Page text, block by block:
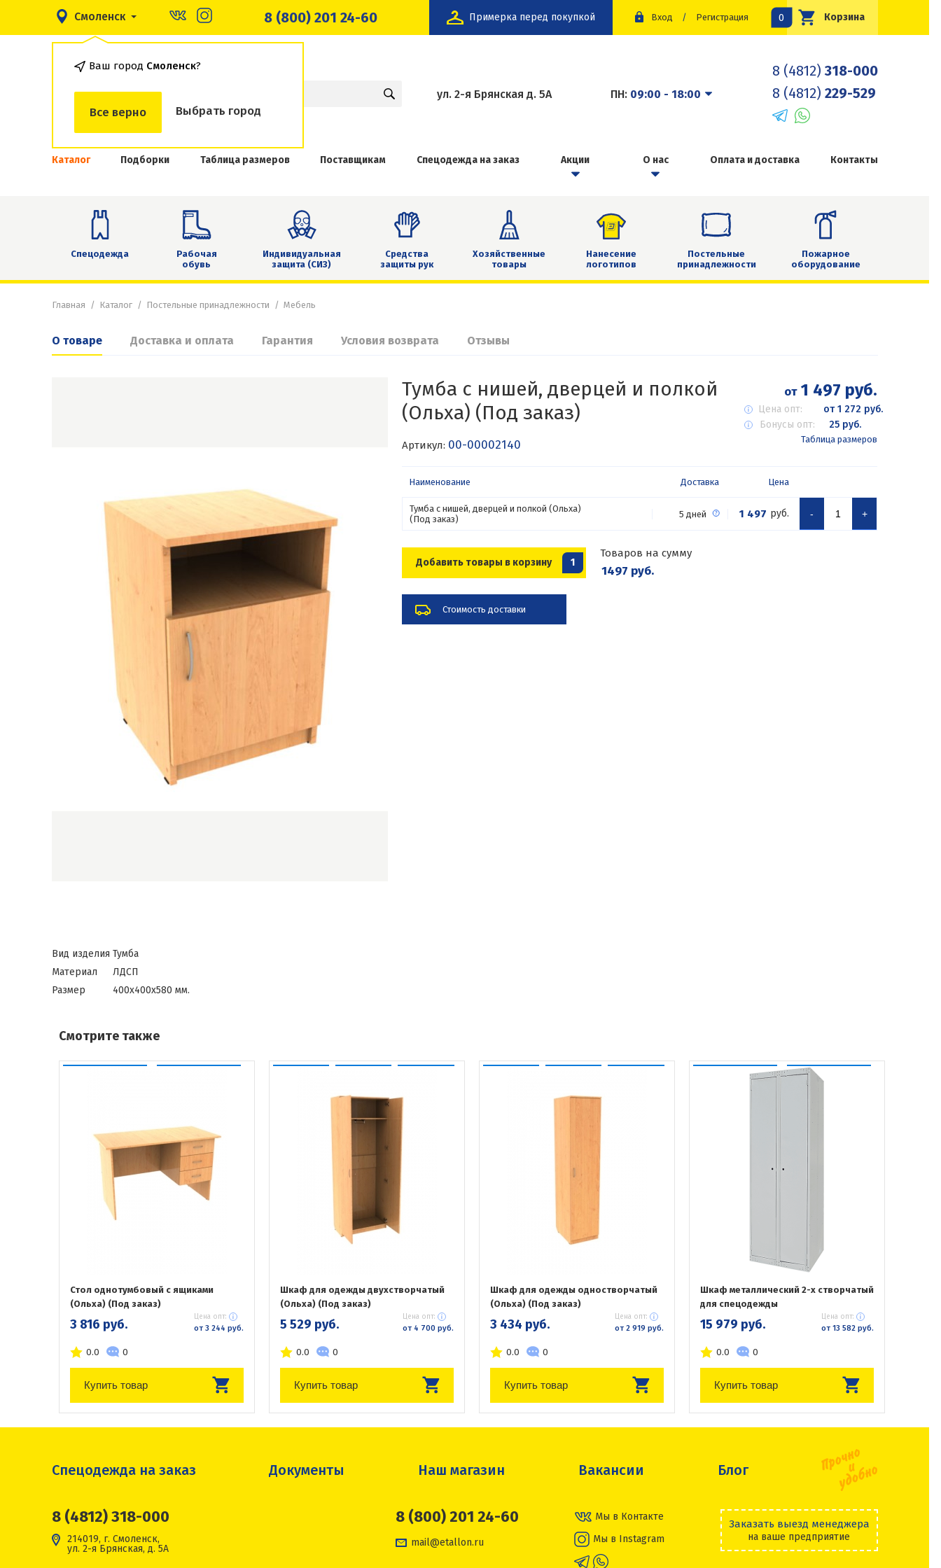
Смоленск
Ваш город Смоленск?
Все верно Выбрать город
8 (800) 201 24-60 Примерка перед покупкой Вход / Регистрация Корзина
0
ул. 2-я Брянская д. 5А ПН: 09:00 - 18:00
8 (4812) 318-000
8 (4812) 229-529
Каталог Подборки Таблица размеров Поставщикам Спецодежда на заказ Акции О нас Оплата и доставка Контакты
Спецодежда
Рабочая
обувь
Индивидуальная
защита (СИЗ)
Средства
защиты рук
Хозяйственные
товары
Нанесение
логотипов
Постельные
принадлежности
Пожарное
оборудование
Главная Каталог Постельные принадлежности Мебель
О товаре Доставка и оплата Гарантия Условия возврата Отзывы
Тумба с нишей, дверцей и полкой
(Ольха) (Под заказ)
Артикул: 00-00002140
от1 497 руб.
Цена опт:
от 1 272 руб.
Бонусы опт:
25 руб.
Таблица размеров
Наименование Доставка Цена
Тумба с нишей, дверцей и полкой (Ольха)
(Под заказ)
5 дней 1 497 руб. - +
Добавить товары в корзину 1
Товаров на сумму
1497 руб.
Стоимость доставки
Вид изделия Тумба
Материал
ЛДСП
Размер
400х400х580 мм.
Смотрите также
Стол однотумбовый с ящиками
(Ольха) (Под заказ)
3 816 руб. Цена опт:
от 3 244 руб.
0.0 0
Купить товар
Шкаф для одежды двухстворчатый
(Ольха) (Под заказ)
5 529 руб. Цена опт:
от 4 700 руб.
0.0 0
Купить товар
Шкаф для одежды одностворчатый
(Ольха) (Под заказ)
3 434 руб. Цена опт:
от 2 919 руб.
0.0 0
Купить товар
Шкаф металлический 2-х створчатый
для спецодежды
15 979 руб. Цена опт:
от 13 582 руб.
0.0 0
Купить товар
Спецодежда на заказ Документы Наш магазин Вакансии Блог
8 (4812) 318-000
214019, г. Смоленск,
ул. 2-я Брянская, д. 5А
8 (800) 201 24-60
mail@etallon.ru
Мы в Контакте
Мы в Instagram
Заказать выезд менеджера
на ваше предприятие